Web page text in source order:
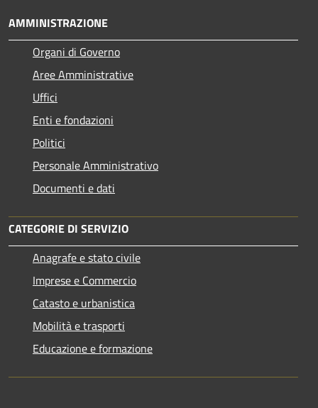
AMMINISTRAZIONE
Organi di Governo
Aree Amministrative
Uffici
Enti e fondazioni
Politici
Personale Amministrativo
Documenti e dati
CATEGORIE DI SERVIZIO
Anagrafe e stato civile
Imprese e Commercio
Catasto e urbanistica
Mobilità e trasporti
Educazione e formazione